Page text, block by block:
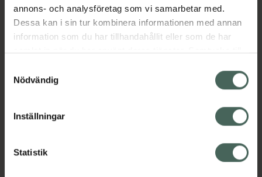
annons- och analysföretag som vi samarbetar med.
Dessa kan i sin tur kombinera informationen med annan
information som du har tillhandahållit eller som de har
samlat in när du har använt deras tjänster. Samtycke till
återkalla ditt samtycke via webbplatsens
cookieinställningar. Ett återkallat samtycke påverkar inte
lagligheten av behandling som skett innan återkallelsen.
Nödvändig
Inställningar
Statistik
Beskrivning Dölj
Jämförpris 1831,96 kr/kg